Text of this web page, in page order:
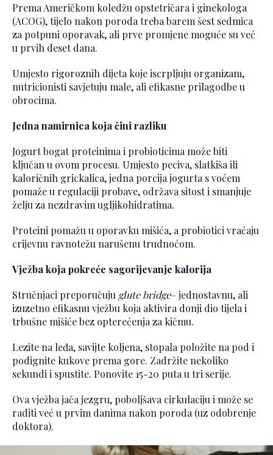
Prema Američkom koledžu opstetričara i ginekologa
(ACOG), tijelo nakon poroda treba barem šest sedmica
za potpuni oporavak, ali prve promjene moguće su već
u prvih deset dana.
Umjesto rigoroznih dijeta koje iscrpljuju organizam,
nutricionisti savjetuju male, ali efikasne prilagodbe u
obrocima.
Jedna namirnica koja čini razliku
Jogurt bogat proteinima i probioticima može biti
ključan u ovom procesu. Umjesto peciva, slatkiša ili
kaloričnih grickalica, jedna porcija jogurta s voćem
pomaže u regulaciji probave, održava sitost i smanjuje
želju za nezdravim ugljikohidratima.
Proteini pomažu u oporavku mišića, a probiotici vraćaju
crijevnu ravnotežu narušenu trudnoćom.
Vježba koja pokreće sagorijevanje kalorija
Stručnjaci preporučuju glute bridge– jednostavnu, ali
izuzetno efikasnu vježbu koja aktivira donji dio tijela i
trbušne mišiće bez opterećenja za kičmu.
Lezite na leđa, savijte koljena, stopala položite na pod i
podignite kukove prema gore. Zadržite nekoliko
sekundi i spustite. Ponovite 15-20 puta u tri serije.
Ova vježba jača jezgru, poboljšava cirkulaciju i može se
raditi već u prvim danima nakon poroda (uz odobrenje
doktora).